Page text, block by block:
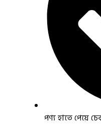
পণ্য হাতে পেয়ে